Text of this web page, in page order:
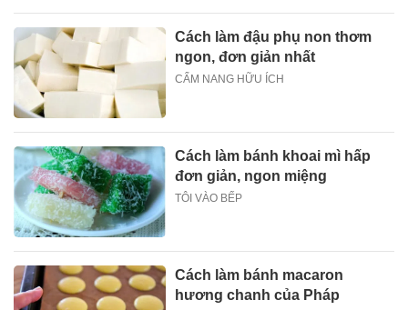
Cách làm đậu phụ non thơm
ngon, đơn giản nhất
CẨM NANG HỮU ÍCH
Cách làm bánh khoai mì hấp
đơn giản, ngon miệng
TÔI VÀO BẾP
Cách làm bánh macaron
hương chanh của Pháp